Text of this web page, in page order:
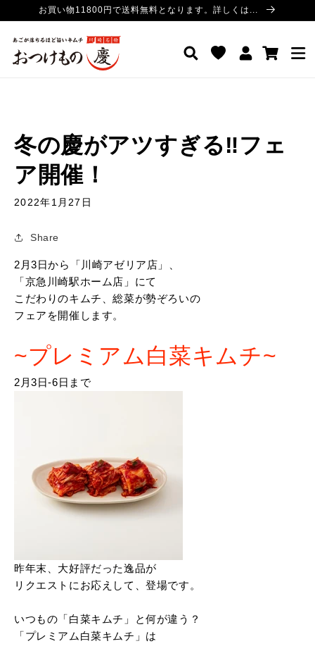
ンツにお買い物11800円で送料無料となります。詳しくは...
グ
イ
ー
冬の慶がアツすぎる‼フェ
ア開催！
2022年1月27日
Share
2月3日から「川崎アゼリア店」、
「京急川崎駅ホーム店」にて
こだわりのキムチ、総菜が勢ぞろいの
フェアを開催します。
~プレミアム白菜キムチ~
2月3日‐6日まで
昨年末、大好評だった逸品が
リクエストにお応えして、登場です。
いつもの「白菜キムチ」と何が違う？
「プレミアム白菜キムチ」は